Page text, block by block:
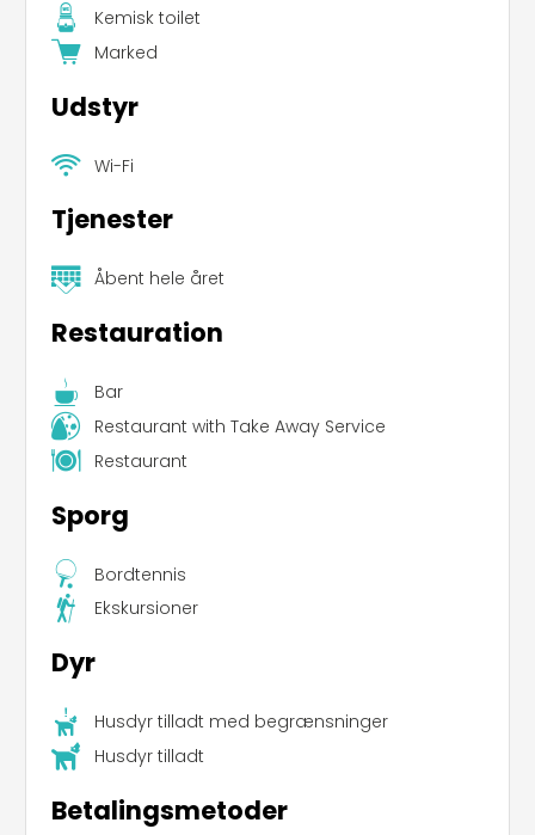
Kemisk toilet
Marked
Udstyr
Wi-Fi
Tjenester
Åbent hele året
Restauration
Bar
Restaurant with Take Away Service
Restaurant
Sporg
Bordtennis
Ekskursioner
Dyr
Husdyr tilladt med begrænsninger
Husdyr tilladt
Betalingsmetoder